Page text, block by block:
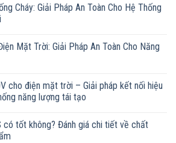
Cháy: Giải Pháp An Toàn Cho Hệ Thống
Mặt Trời: Giải Pháp An Toàn Cho Năng
cho điện mặt trời – Giải pháp kết nối hiệu
năng lượng tái tạo
có tốt không? Đánh giá chi tiết về chất